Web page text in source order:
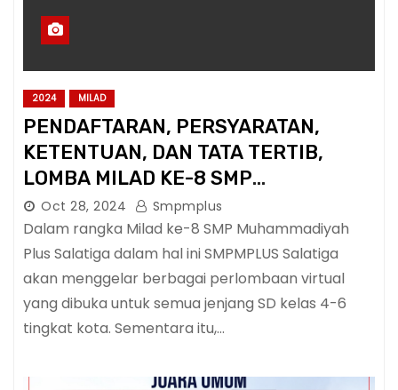
2024 MILAD
PENDAFTARAN, PERSYARATAN,
KETENTUAN, DAN TATA TERTIB,
LOMBA MILAD KE-8 SMP
MUHAMMADIYAH PLUS SALATIGA
Oct 28, 2024 Smpmplus
Dalam rangka Milad ke-8 SMP Muhammadiyah
Plus Salatiga dalam hal ini SMPMPLUS Salatiga
akan menggelar berbagai perlombaan virtual
yang dibuka untuk semua jenjang SD kelas 4-6
tingkat kota. Sementara itu,…